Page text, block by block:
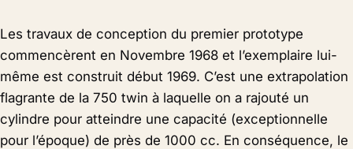
Les travaux de conception du premier prototype
commencèrent en Novembre 1968 et l’exemplaire lui-
même est construit début 1969. C’est une extrapolation
flagrante de la 750 twin à laquelle on a rajouté un
cylindre pour atteindre une capacité (exceptionnelle
pour l’époque) de près de 1000 cc. En conséquence, le